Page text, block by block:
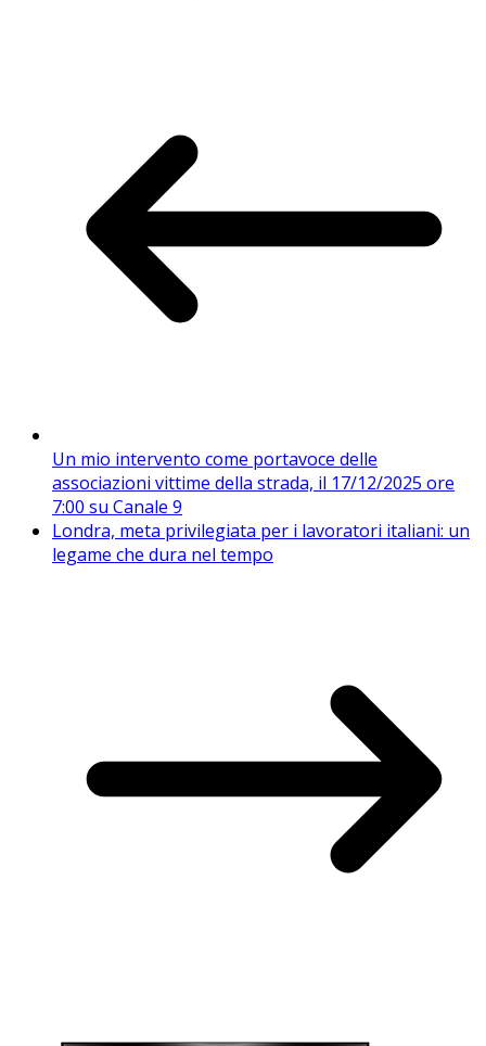
Un mio intervento come portavoce delle
associazioni vittime della strada, il 17/12/2025 ore
7:00 su Canale 9
Londra, meta privilegiata per i lavoratori italiani: un
legame che dura nel tempo